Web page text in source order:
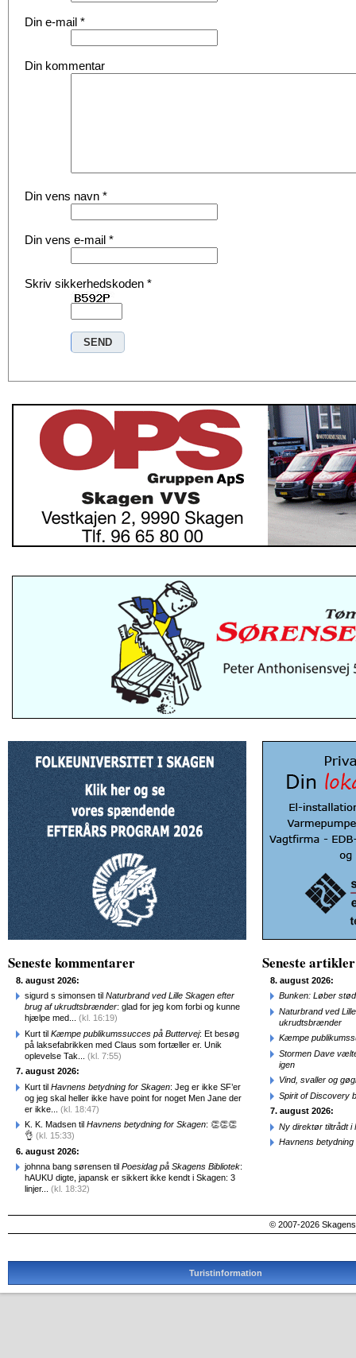
Din e-mail *
Din kommentar
Din vens navn *
Din vens e-mail *
Skriv sikkerhedskoden *
Seneste kommentarer
8. august 2026:
sigurd s simonsen til Naturbrand ved Lille Skagen efter
brug af ukrudtsbrænder: glad for jeg kom forbi og kunne
hjælpe med... (kl. 16:19)
Kurt til Kæmpe publikumssucces på Buttervej: Et besøg
på laksefabrikken med Claus som fortæller er. Unik
oplevelse Tak... (kl. 7:55)
7. august 2026:
Kurt til Havnens betydning for Skagen: Jeg er ikke SF’er
og jeg skal heller ikke have point for noget Men Jane der
er ikke... (kl. 18:47)
K. K. Madsen til Havnens betydning for Skagen: 👏👏👏
👌 (kl. 15:33)
6. august 2026:
johnna bang sørensen til Poesidag på Skagens Bibliotek:
hAUKU digte, japansk er sikkert ikke kendt i Skagen: 3
linjer... (kl. 18:32)
Seneste artikler
8. august 2026:
Bunken: Løber
Naturbrand ved
ukrudtsbrænder
Kæmpe
Stormen Dave
igen
Vind, svaller og
Spirit of Discovery
7. august 2026:
Ny direktør tiltrådt i
Havnens betydning
© 2007-2026
Turistinformation